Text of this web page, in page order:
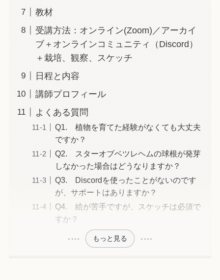
教材
受講方法：オンライン(Zoom)／アーカイ
ブ＋オンラインコミュニティ（Discord）
＋栽培、観察、スケッチ
日程と内容
講師プロフィール
よくある質問
Q1. 植物を育てた経験がなくても大丈夫
ですか？
Q2. スターオブベツレヘムの球根が発芽
しなかった場合はどうなりますか？
Q3. Discordを使ったことがないのです
が、サポートはありますか？
Q4. 絵が苦手ですが、スケッチは必須で
すか？
もっと見る